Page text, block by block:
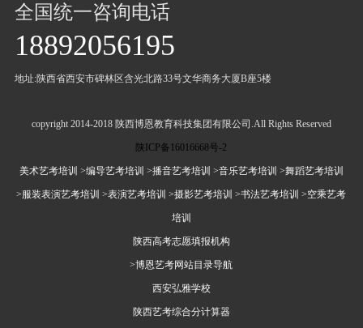
全国统一咨询电话
18892056195
地址:陕西省西安市碑林区含光北路33号文华商务大厦B座5楼
copyright 2014-2018 陕西博恩教育科技集团有限公司.All Rights Reserved
陕ICP备16016668号-2
美术艺考培训 >编导艺考培训 >播音艺考培训 >音乐艺考培训 >舞蹈艺考培训
>服装表演艺考培训 >表演艺考培训 >摄影艺考培训 >书法艺考培训 >空乘艺考
培训
陕西高考志愿填报机构
>博恩艺考网站目录导航
西安弘雅学校
陕西艺考综合分计算器